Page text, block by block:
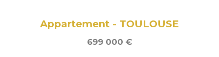
Appartement - TOULOUSE
699 000 €